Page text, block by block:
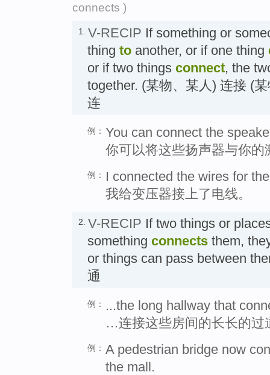
connects )
1. V-RECIP If something or
thing to another, or if one thing
or if two things connect, the
together. (某物、某人) 连接 (
连
例： You can connect the
你可以将这些扬声器与你的
例：
I connected the wires for
我给变压器接上了电线。
2. V-RECIP If two things or
something connects them,
or things can pass between
通
例：
...the long hallway that
…连接这些房间的长长的过
例： A pedestrian bridge now
the mall.